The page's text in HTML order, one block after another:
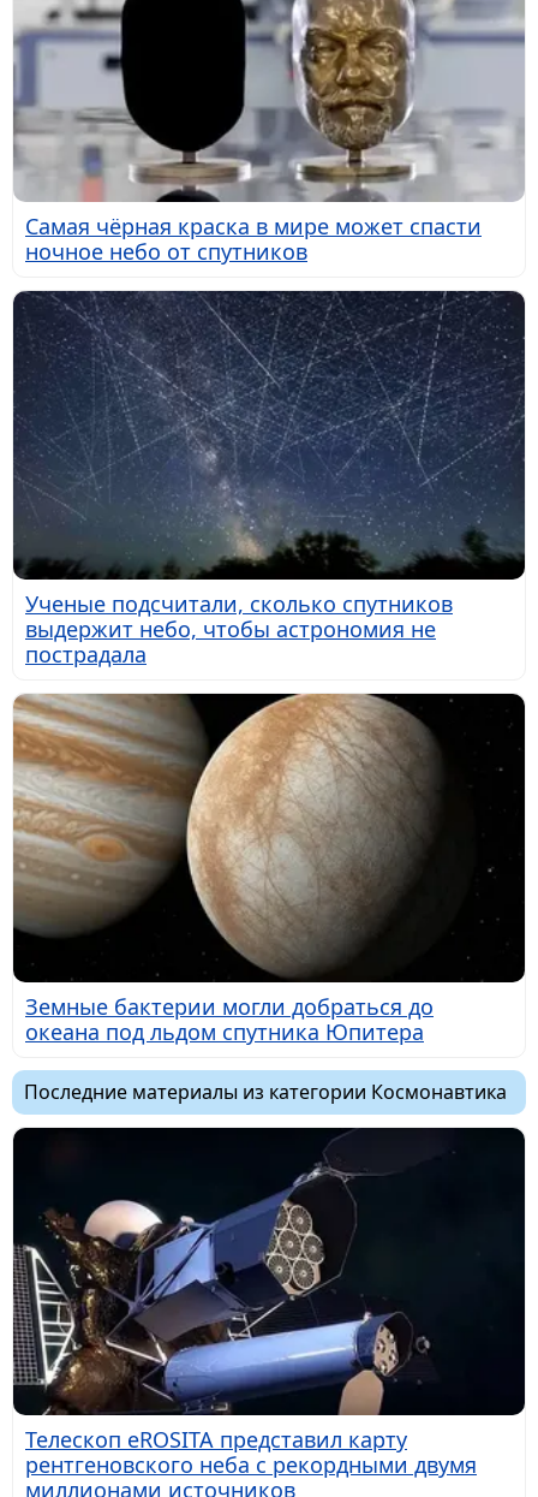
Самая чёрная краска в мире может спасти
ночное небо от спутников
Ученые подсчитали, сколько спутников
выдержит небо, чтобы астрономия не
пострадала
Земные бактерии могли добраться до
океана под льдом спутника Юпитера
Последние материалы из категории Космонавтика
Телескоп eROSITA представил карту
рентгеновского неба с рекордными двумя
миллионами источников